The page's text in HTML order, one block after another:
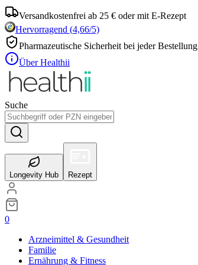
Versandkostenfrei ab 25 € oder mit E-Rezept
Hervorragend (4,66/5)
Pharmazeutische Sicherheit bei jeder Bestellung
Über Healthii
Suche
Longevity Hub Rezept
0
Arzneimittel & Gesundheit
Familie
Ernährung & Fitness